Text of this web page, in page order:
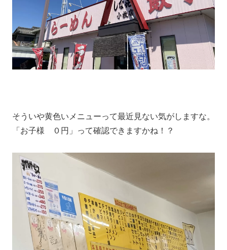
そういや黄色いメニューって最近見ない気がしますな。
「お子様 ０円」って確認できますかね！？